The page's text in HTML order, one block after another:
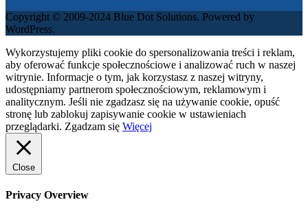
Copyright © 2009-2024 Blue Dot Solutions. Powered by
WordPress.
Wykorzystujemy pliki cookie do spersonalizowania treści i reklam,
aby oferować funkcje społecznościowe i analizować ruch w naszej
witrynie. Informacje o tym, jak korzystasz z naszej witryny,
udostępniamy partnerom społecznościowym, reklamowym i
analitycznym. Jeśli nie zgadzasz się na używanie cookie, opuść
stronę lub zablokuj zapisywanie cookie w ustawieniach
przeglądarki. Zgadzam się Więcej
Close
Privacy Overview